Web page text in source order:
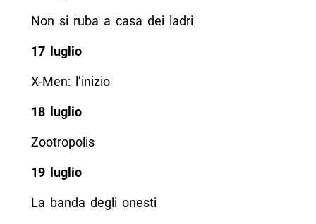
Non si ruba a casa dei ladri
17 luglio
X-Men: l’inizio
18 luglio
Zootropolis
19 luglio
La banda degli onesti